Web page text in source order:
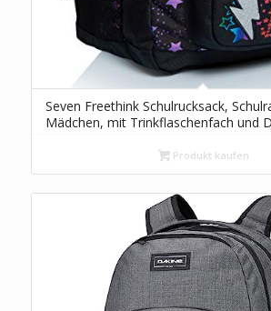
Seven Freethink Schulrucksack,
Mädchen, mit Trinkflaschenfach und
Produkt kaufen